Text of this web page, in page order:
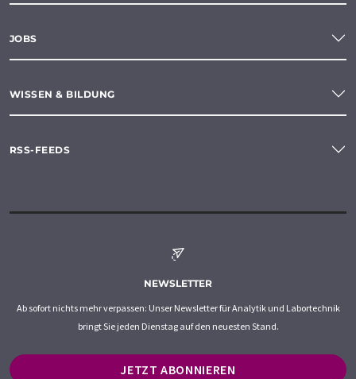
JOBS
WISSEN & BILDUNG
RSS-FEEDS
NEWSLETTER
Ab sofort nichts mehr verpassen: Unser Newsletter für Analytik und Labortechnik
bringt Sie jeden Dienstag auf den neuesten Stand.
JETZT ABONNIEREN